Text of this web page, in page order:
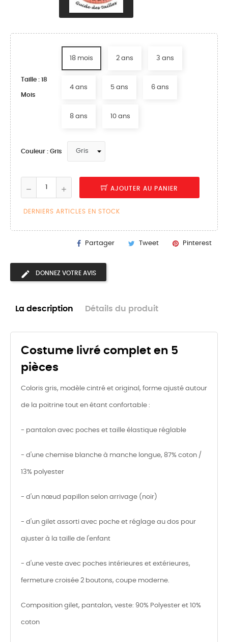
Taille : 18
Mois
18 mois 2 ans 3 ans
4 ans 5 ans 6 ans
8 ans 10 ans
Couleur : Gris
AJOUTER AU PANIER
DERNIERS ARTICLES EN STOCK
Partager Tweet Pinterest
DONNEZ VOTRE AVIS
La description Détails du produit
Costume livré complet en 5
pièces
Coloris gris, modèle cintré et original, forme ajusté autour
de la poitrine tout en étant confortable :
- pantalon avec poches et taille élastique réglable
- d'une chemise blanche à manche longue, 87% coton /
13% polyester
- d'un nœud papillon selon arrivage (noir)
- d'un gilet assorti avec poche et réglage au dos pour
ajuster à la taille de l'enfant
- d'une veste avec poches intérieures et extérieures,
fermeture croisée 2 boutons, coupe moderne.
Composition gilet, pantalon, veste: 90% Polyester et 10%
coton